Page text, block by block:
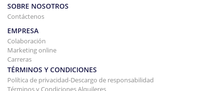
SOBRE NOSOTROS
Contáctenos
EMPRESA
Colaboración
Marketing online
Carreras
TÉRMINOS Y CONDICIONES
Política de privacidad-Descargo de responsabilidad
Términos y Condiciones Alquileres